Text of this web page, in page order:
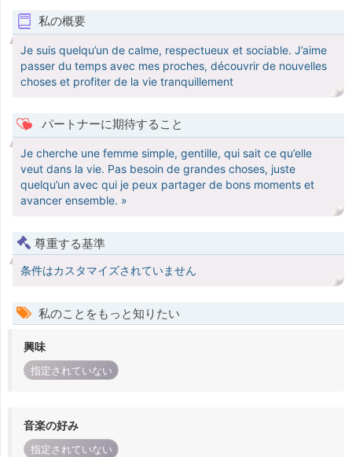
私の概要
Je suis quelqu’un de calme, respectueux et sociable. J’aime
passer du temps avec mes proches, découvrir de nouvelles
choses et profiter de la vie tranquillement
パートナーに期待すること
Je cherche une femme simple, gentille, qui sait ce qu’elle
veut dans la vie. Pas besoin de grandes choses, juste
quelqu’un avec qui je peux partager de bons moments et
avancer ensemble. »
尊重する基準
条件はカスタマイズされていません
私のことをもっと知りたい
興味
指定されていない
音楽の好み
指定されていない